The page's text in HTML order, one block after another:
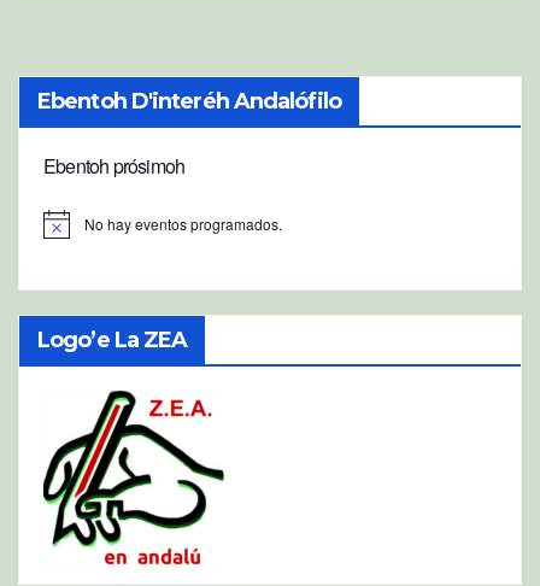
Ebentoh D'interéh Andalófilo
Ebentoh prósimoh
s
No hay eventos programados.
Logo’e La ZEA